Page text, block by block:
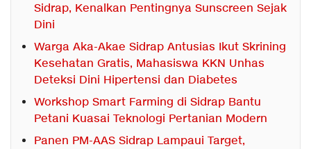
Sidrap, Kenalkan Pentingnya Sunscreen Sejak
Dini
Warga Aka-Akae Sidrap Antusias Ikut Skrining
Kesehatan Gratis, Mahasiswa KKN Unhas
Deteksi Dini Hipertensi dan Diabetes
Workshop Smart Farming di Sidrap Bantu
Petani Kuasai Teknologi Pertanian Modern
Panen PM-AAS Sidrap Lampaui Target,